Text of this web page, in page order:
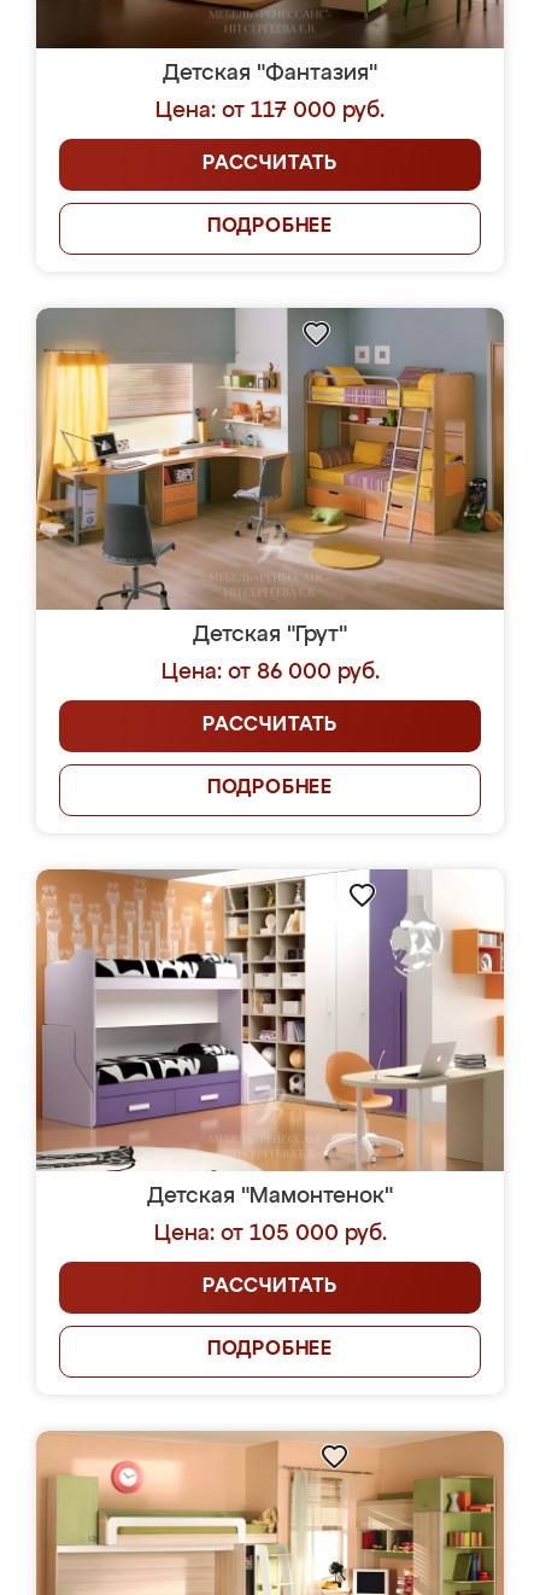
Детская "Фантазия"
Цена: от 117 000 руб.
РАССЧИТАТЬ
ПОДРОБНЕЕ
Детская "Грут"
Цена: от 86 000 руб.
РАССЧИТАТЬ
ПОДРОБНЕЕ
Детская "Мамонтенок"
Цена: от 105 000 руб.
РАССЧИТАТЬ
ПОДРОБНЕЕ